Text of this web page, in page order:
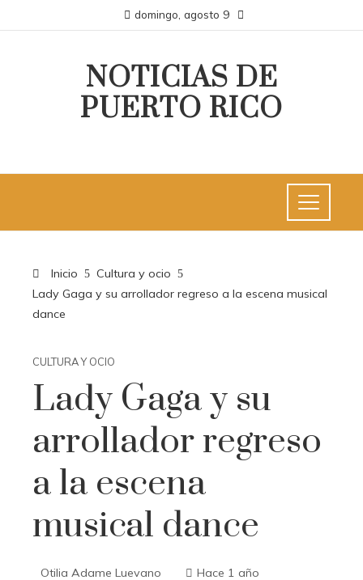
domingo, agosto 9
NOTICIAS DE
PUERTO RICO
Inicio
Cultura y ocio
Lady Gaga y su arrollador regreso a la escena musical
dance
CULTURA Y OCIO
Lady Gaga y su
arrollador regreso
a la escena
musical dance
Otilia Adame Luevano Hace 1 año